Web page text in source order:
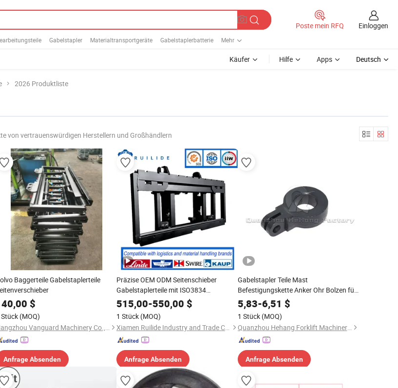
Gabelstapler Materialtransportgeräte Gabelstaplerbatterie Mehr
Poste mein RFQ Einloggen
Käufer Hilfe Apps Deutsch
2026 Produktliste
von vertrauenswürdigen Herstellern und Großhändlern
Baggerteile Gabelstaplerteile
$
Stück (MOQ)
Hangzhou Vanguard Machinery Co., Ltd.
Anfrage Absenden
Präzise OEM ODM Seitenschieber
Gabelstaplerteile mit ISO3834
Zertifizierung Pulverbeschichtung für
Linde Toyota
515,00-550,00 $
1 Stück (MOQ)
Xiamen Ruilide Industry and Trade Co., Ltd.
Anfrage Absenden
Gabelstapler Teile Mast
Befestigungskette Anker Ohr Bolzen für
die Toyota 5FD/FG28-30 04631-30410-
71
5,83-6,51 $
1 Stück (MOQ)
Quanzhou Hehang Forklift Machinery Parts Co., Ltd.
Anfrage Absenden